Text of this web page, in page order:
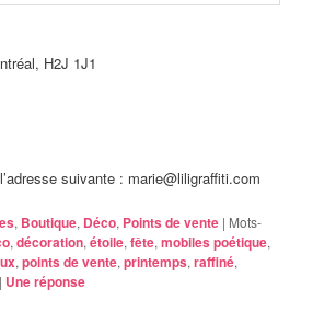
H2J 1J1
suivante : marie@liligraffiti.com
, Boutique, Déco, Points de vente | Mots-
,décoration,étoile,fête,mobiles poétique,
,points de vente,printemps,raffiné,
| Uneréponse